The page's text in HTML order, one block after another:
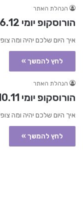
הנהלת האתר
הורוסקופ יומי 16.12
איך היום שלכם יהיה ומה
לחץ להמשך »
הנהלת האתר
הורוסקופ יומי 10.11
איך היום שלכם יהיה ומה
לחץ להמשך »